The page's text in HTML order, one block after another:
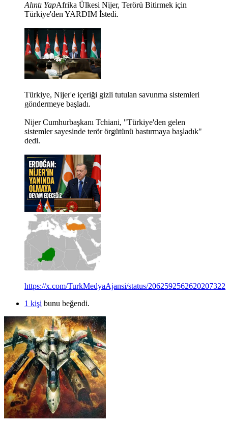
Alıntı YapAfrika Ülkesi Nijer, Terörü Bitirmek için
Türkiye'den YARDIM İstedi.
Türkiye, Nijer'e içeriği gizli tutulan savunma sistemleri
göndermeye başladı.
Nijer Cumhurbaşkanı Tchiani, "Türkiye'den gelen
sistemler sayesinde terör örgütünü bastırmaya başladık"
dedi.
https://x.com/TurkMedyaAjansi/status/2062592562620207322
1 kişi bunu beğendi.